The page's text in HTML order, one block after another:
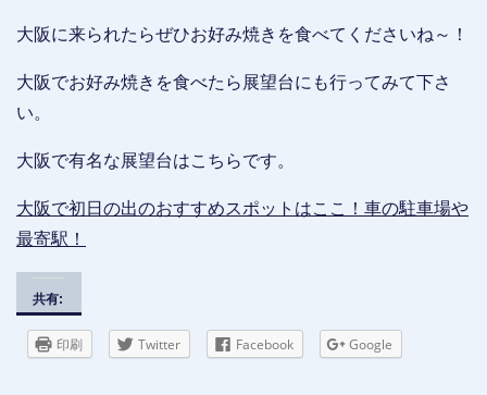
大阪に来られたらぜひお好み焼きを食べてくださいね～！
大阪でお好み焼きを食べたら展望台にも行ってみて下さ
い。
大阪で有名な展望台はこちらです。
大阪で初日の出のおすすめスポットはここ！車の駐車場や
最寄駅！
共有:
印刷 Twitter Facebook Google